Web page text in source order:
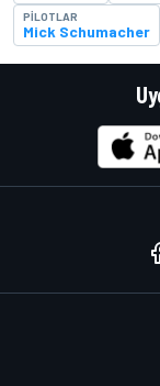
PILOTLAR
Mick Schumacher